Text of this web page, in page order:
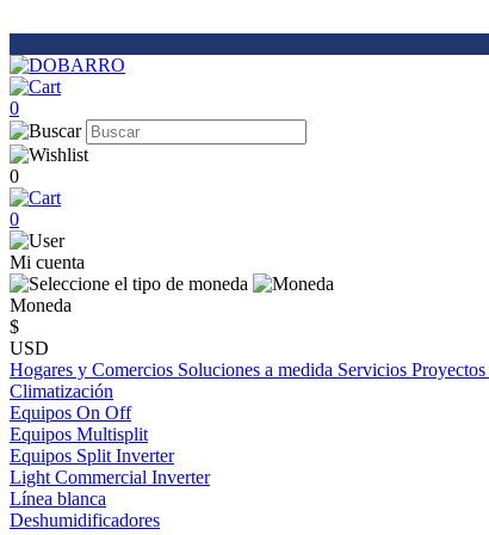
0
0
0
Mi cuenta
Moneda
$
USD
Hogares y Comercios Soluciones a medida Servicios Proyectos
Climatización
Equipos On Off
Equipos Multisplit
Equipos Split Inverter
Light Commercial Inverter
Línea blanca
Deshumidificadores